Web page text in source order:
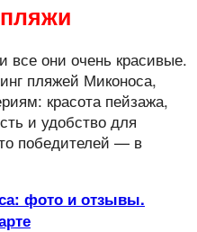
все они очень красивые.
пляжей Миконоса,
красота пейзажа,
и удобство для
победителей — в
фото и отзывы.